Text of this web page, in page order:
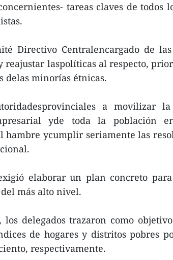
tareas claves de todos
Directivo Centralencargado de
reajustar laspolíticas al respecto,
delas minorías étnicas.
a movilizar
yde toda la población
hambre ycumplir seriamente las
elaborar un plan concreto
más alto nivel.
delegados trazaron como
de hogares y distritos pobres
respectivamente.